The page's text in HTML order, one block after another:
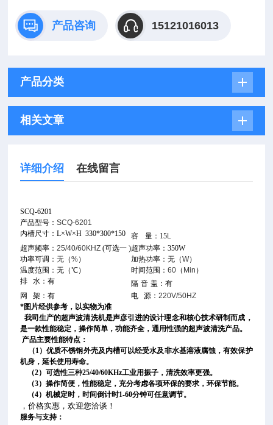
产品咨询 15121016013
产品分类
相关文章
详细介绍 在线留言
SCQ-6201
产品型号：SCQ-6201
内槽尺寸：L×W×H330*300*150 容 量：15L
超声频率：25/40/60KHZ(可选一 )超声功率：350W
功率可调：无 （%） 加热功率：无（W）
温度范围：无（℃）
时间范围：60 （ Min ）
排
水：有 隔 音 盖：有
网
架：有 电 源：220V/50HZ
*图片经供参考，以实物为准
我司生产的超声波清洗机是声彦引进的设计理念和核心技术研制而成，
是一款性能稳定，操作简单，功能齐全，通用性强的超声波清洗产品。
产品主要性能特点：
（1）优质不锈钢外壳及内槽可以经受水及非水基溶液腐蚀，有效保护
机身，延长使用寿命。
（2）可选性三种25/40/60KHz工业用振子，清洗效率更强。
（3）操作简便，性能稳定，充分考虑各项环保的要求，环保节能。
（4）机械定时，时间倒计时1-60分钟可任意调节。
，价格实惠，欢迎您洽谈！
服务与支持：